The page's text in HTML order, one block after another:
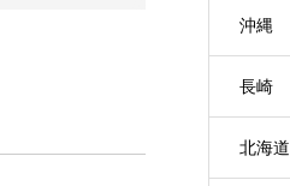
沖縄
長崎
北海道